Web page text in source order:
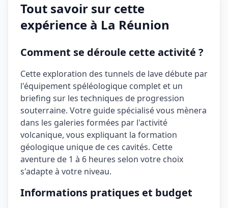
Tout savoir sur cette
expérience à La Réunion
Comment se déroule cette activité ?
Cette exploration des tunnels de lave débute par
l'équipement spéléologique complet et un
briefing sur les techniques de progression
souterraine. Votre guide spécialisé vous mènera
dans les galeries formées par l'activité
volcanique, vous expliquant la formation
géologique unique de ces cavités. Cette
aventure de 1 à 6 heures selon votre choix
s'adapte à votre niveau.
Informations pratiques et budget